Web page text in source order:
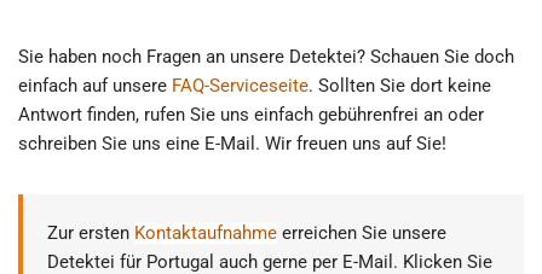
Sie haben noch Fragen an unsere Detektei? Schauen Sie doch
einfach auf unsere FAQ-Serviceseite. Sollten Sie dort keine
Antwort finden, rufen Sie uns einfach gebührenfrei an oder
schreiben Sie uns eine E-Mail. Wir freuen uns auf Sie!
Zur ersten Kontaktaufnahme erreichen Sie unsere
Detektei für Portugal auch gerne per E-Mail. Klicken Sie